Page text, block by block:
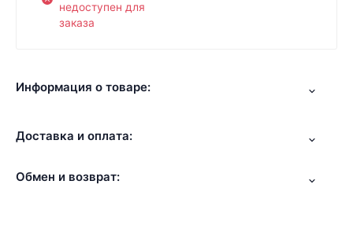
недоступен для
заказа
Информация о товаре:
Доставка и оплата:
Обмен и возврат: